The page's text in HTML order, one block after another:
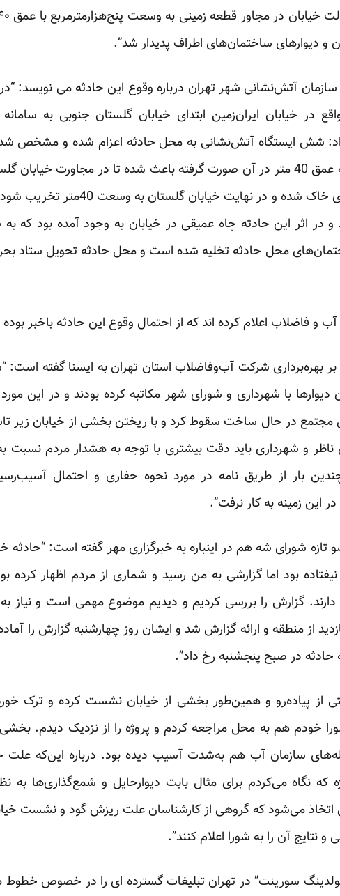
دیوارهای ساختمان‌های اطراف پدیدار شد”.
شش ایستگاه آتش‌نشانی به محل حادثه اعزام شده و مشخص
به وسعت پنج هزار‌متر که گودبرداری عمیقی به عمق 40‌ متر در آن صورت گرفته باعث شده تا در مجاورت
دچار ترکیدگی ‌شود و باعث شسته‌شدن لایه‌های خاک شده و در
و در اثر این حادثه چاه عمیقی در خیابان به وجود آمده بود که
محل حادثه تخلیه شده است و محل حادثه تحویل ستاد
فاضلاب اعلام کرده اند که از احتمال وقوع این حادثه باخبر بوده
بر بهره‌برداری شرکت آب‌وفاضلاب استان تهران به ایسنا گفته
با شهرداری و شورای شهر مکاتبه کرده بودند و در این مورد
در حال ساخت سقوط کرد و با ریختن بخشی از خیابان زیر
و شهرداری باید دقت بیشتری با توجه به هشدار مردم نسبت
بار از طریق نامه در مورد نحوه حفاری و احتمال
این زمینه به کار نرفت”.
شورای شه هم در اینباره به خبرگزاری مهر گفته است: “حادثه
نیفتاده بود اما گزارشی به من رسید و شماری از مردم اظهار کرده
گزارش را بررسی کردیم و دیدیم موضوع مهمی است و نیاز
از منطقه و ارائه گزارش شد و ایشان روز چهارشنبه گزارش را
حادثه در صبح پنجشنبه رخ داد”.
از پیاده‌رو و همین‌طور بخشی از خیابان نشست کرده و ترک
خودم هم به محل مراجعه کردم و پروژه را از نزدیک دیدم. بخشی
سازمان آب هم به‌شدت آسیب دیده بود. درباره این‌که
نگاه می‌کردم برای مثال بابت دیوارحایل و شمع‌گذاری‌ها به
اتخاذ می‌شود که گروهی از کارشناسان علت ریزش گود و نشست
نتایج آن را به شورا اعلام کنند”.
سورینت” در تهران تبلیغات گسترده ای را در خصوص خطوط